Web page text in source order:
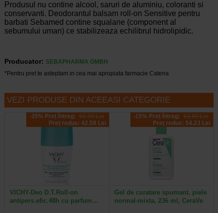
Produsul nu contine alcool, saruri de aluminiu, coloranti si
conservanti. Deodorantul balsam roll-on Sensitive pentru
barbati Sebamed contine squalane (component al
sebumului uman) ce stabilizeaza echilibrul hidrolipidic.
Producator: SEBAPHARMA GMBH
*Pentru pret te asteptam in cea mai apropiata farmacie Catena
VEZI PRODUSE DIN ACEEASI CATEGORIE
-35% Preț întreg: 65.50 Lei
Preț redus: 42.58 Lei
VICHY-Deo D.T.Roll-on
antipers.efic.48h cu parfum…
-15% Preț întreg: 63.80 Lei
Preț redus: 54.23 Lei
Gel de curatare spumant, piele
normal-mixta, 236 ml, CeraVe